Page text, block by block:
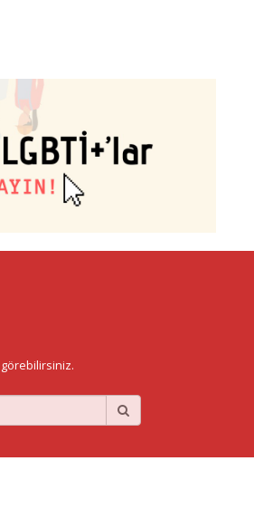
görebilirsiniz.